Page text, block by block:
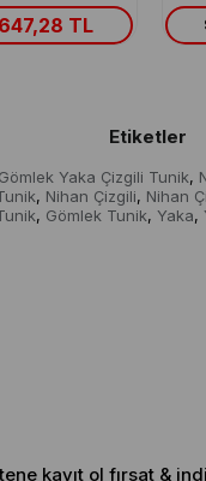
647,28 TL
Etiketler
Yaka Çizgili Tunik,
, Nihan Çizgili, Nihan
, Gömlek Tunik, Yaka,
kayıt ol fırsat &